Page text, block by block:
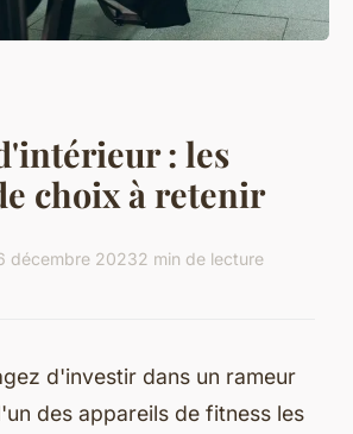
: les
choix à retenir
décembre 20232 min de lecture
d'investir dans un rameur
des appareils de fitness les